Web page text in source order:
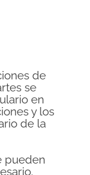
de
se
en
y los
de la
pueden